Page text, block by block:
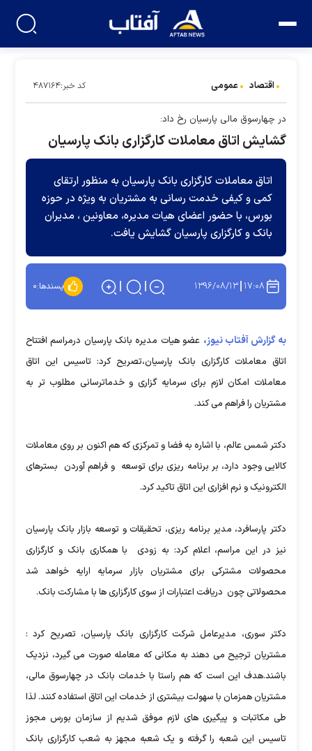
اقتصاد عمومی کد خبر:۴۸۷۱۶۴
در چهارسوق مالی پارسیان رخ داد:
گشایش اتاق معاملات کارگزاری بانک پارسیان
اتاق معاملات کارگزاری بانک پارسیان به منظور ارتقای
کمی و کیفی خدمت رسانی به مشتریان به ویژه در حوزه
بورس، با حضور اعضای هیات مدیره، معاونین ، مدیران
بانک و کارگزاری پارسیان گشایش یافت.
۱۷:۰۸ ۱۳۹۶/۰۸/۱۳ پسندها:۰
به گزارش آفتاب نیوز، عضو هیات مدیره بانک پارسیان درمراسم افتتاح
اتاق معاملات کارگزاری بانک پارسیان،تصریح کرد: تاسیس این اتاق
معاملات امکان لازم برای سرمایه گزاری و خدمات‎رسانی مطلوب تر به
مشتریان را فراهم می کند.
دکتر شمس عالم، با اشاره به فضا و تمرکزی که هم اکنون بر روی معاملات
کالایی وجود دارد، بر برنامه ریزی برای توسعه و فراهم آوردن بسترهای
الکترونیک و نرم افزاری این اتاق تاکید کرد.
دکتر پارسافرد، مدیر برنامه ریزی، تحقیقات و توسعه بازار بانک پارسیان
نیز در این مراسم، اعلام کرد: به زودی با همکاری بانک و کارگزاری
محصولات مشترکی برای مشتریان بازار سرمایه ارایه خواهد شد
محصولاتی چون دریافت اعتبارات از سوی کارگزاری ها با مشارکت بانک.
دکتر سوری، مدیرعامل شرکت کارگزاری بانک پارسیان، تصریح کرد :
مشتریان ترجیح می دهند به مکانی که معامله صورت می گیرد، نزدیک
باشند.هدف این است که هم راستا با خدمات بانک در چهارسوق مالی،
مشتریان همزمان با سهولت بیشتری از خدمات این اتاق استفاده کنند. لذا
طی مکاتبات و پیگیری های لازم موفق شدیم از سازمان بورس مجوز
تاسیس این شعبه را گرفته و یک شعبه مجهز به شعب کارگزاری بانک